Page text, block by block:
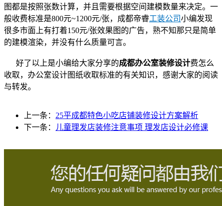
图都是按照张数计算，并且需要根据空间建模数量来决定。一
般收费标准是800元~1200元/张，成都帝睿工装公司小编发现
很多市面上有打着150元/张效果图的广告，熟不知那只是简单
的建模渲染，并没有什么质量可言。
好了以上是小编给大家分享的成都办公室装修设计费怎么
收取，办公室设计图纸收取标准的有关知识，感谢大家的阅读
与转发。
上一条： 25平成都特色小吃店铺装修设计方案解析
下一条：
儿童理发店装修注意事项 理发店设计必修课